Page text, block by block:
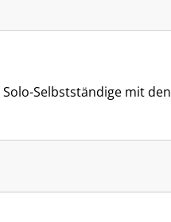
Selbstständige mit den